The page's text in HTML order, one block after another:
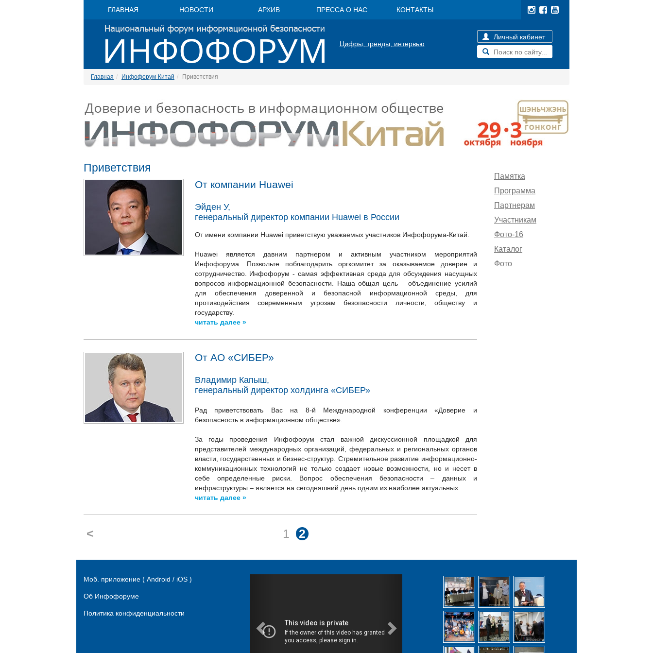
ГЛАВНАЯ НОВОСТИ АРХИВ ПРЕССА О НАС КОНТАКТЫ
Цифры, тренды, интервью
Личный кабинет
Главная Инфофорум-Китай Приветствия
Приветствия
От компании Huawei
Эйден У,
генеральный директор компании Huawei в России
От имени компании Huawei приветствую уважаемых участников Инфофорума-Китай.
Huawei является давним партнером и активным участником мероприятий
Инфофорума. Позвольте поблагодарить оргкомитет за оказываемое доверие и
сотрудничество. Инфофорум - самая эффективная среда для обсуждения насущных
вопросов информационной безопасности. Наша общая цель – объединение усилий
для обеспечения доверенной и безопасной информационной среды, для
противодействия современным угрозам безопасности личности, обществу и
государству.
читать далее »
От АО «СИБЕР»
Владимир Капыш,
генеральный директор холдинга «СИБЕР»
Рад приветствовать Вас на 8-й Международной конференции «Доверие и
безопасность в информационном обществе».
За годы проведения Инфофорум стал важной дискуссионной площадкой для
представителей международных организаций, федеральных и региональных органов
власти, государственных и бизнес-структур. Стремительное развитие информационно-
коммуникационных технологий не только создает новые возможности, но и несет в
себе определенные риски. Вопрос обеспечения безопасности – данных и
инфраструктуры – является на сегодняшний день одним из наиболее актуальных.
читать далее »
< 1 2
Памятка
Программа
Партнерам
Участникам
Фото-16
Каталог
Фото
Моб. приложение ( Android / iOS )
Об Инфофоруме
Политика конфиденциальности